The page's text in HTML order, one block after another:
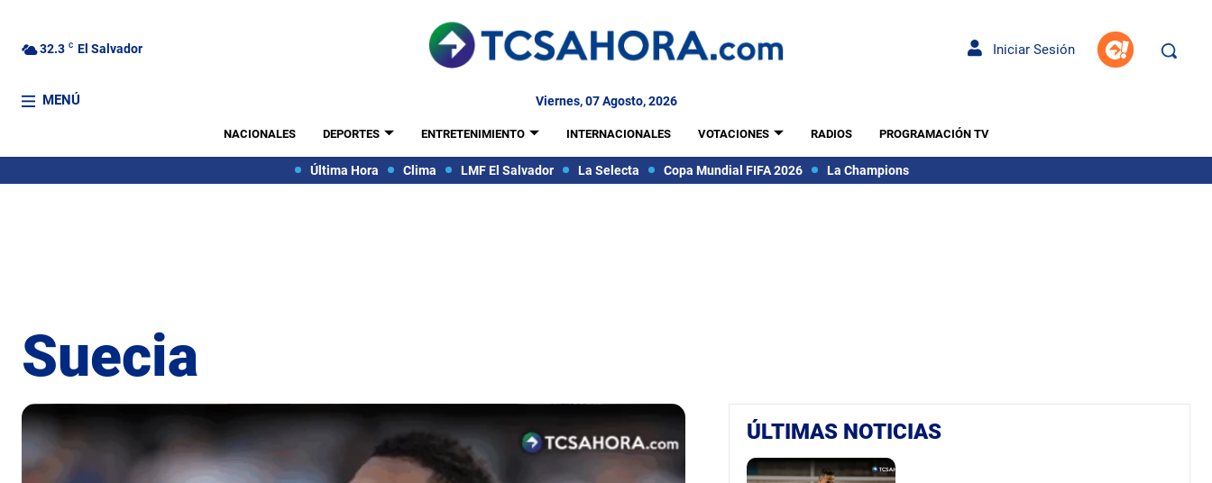
32.3 C El Salvador Iniciar Sesión
MENÚ Viernes, 07 Agosto, 2026
NACIONALES DEPORTES ENTRETENIMIENTO INTERNACIONALES VOTACIONES RADIOS PROGRAMACIÓN TV
Última Hora Clima LMF El Salvador La Selecta Copa Mundial FIFA 2026 La Champions
Suecia
ÚLTIMAS NOTICIAS